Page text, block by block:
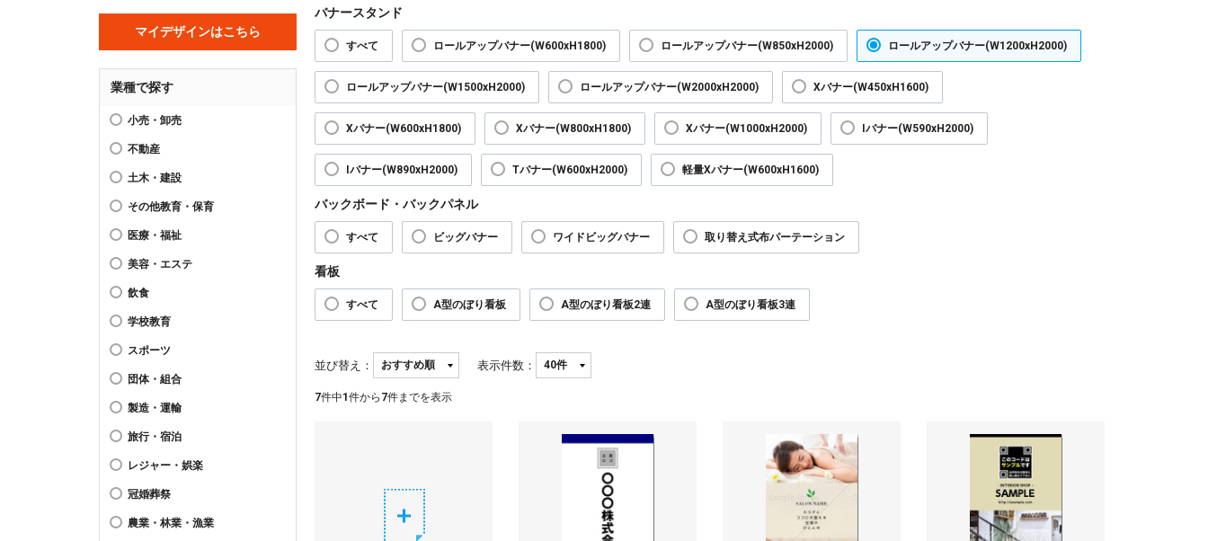
マイデザインはこちら
業種で探す
小売・卸売
不動産
土木・建設
その他教育・保育
医療・福祉
美容・エステ
飲食
学校教育
スポーツ
団体・組合
製造・運輸
旅行・宿泊
レジャー・娯楽
冠婚葬祭
農業・林業・漁業
バナースタンド
すべて ロールアップバナー(W600xH1800) ロールアップバナー(W850xH2000) ロールアップバナー(W1200xH2000)
ロールアップバナー(W1500xH2000) ロールアップバナー(W2000xH2000) Xバナー(W450xH1600)
Xバナー(W600xH1800) Xバナー(W800xH1800) Xバナー(W1000xH2000) Iバナー(W590xH2000)
Iバナー(W890xH2000) Tバナー(W600xH2000) 軽量Xバナー(W600xH1600)
バックボード・バックパネル
すべて ビッグバナー ワイドビッグバナー 取り替え式布パーテーション
看板
すべて A型のぼり看板 A型のぼり看板2連 A型のぼり看板3連
並び替え： 表示件数：
7件中1 件から 7件までを表示